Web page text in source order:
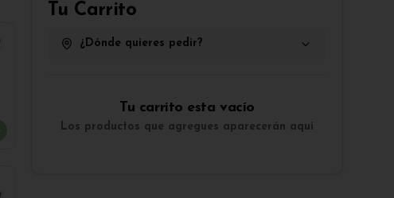
Tu Carrito
¿Dónde quieres pedir?
Tu carrito esta vacío
Los productos que agregues aparecerán aquí